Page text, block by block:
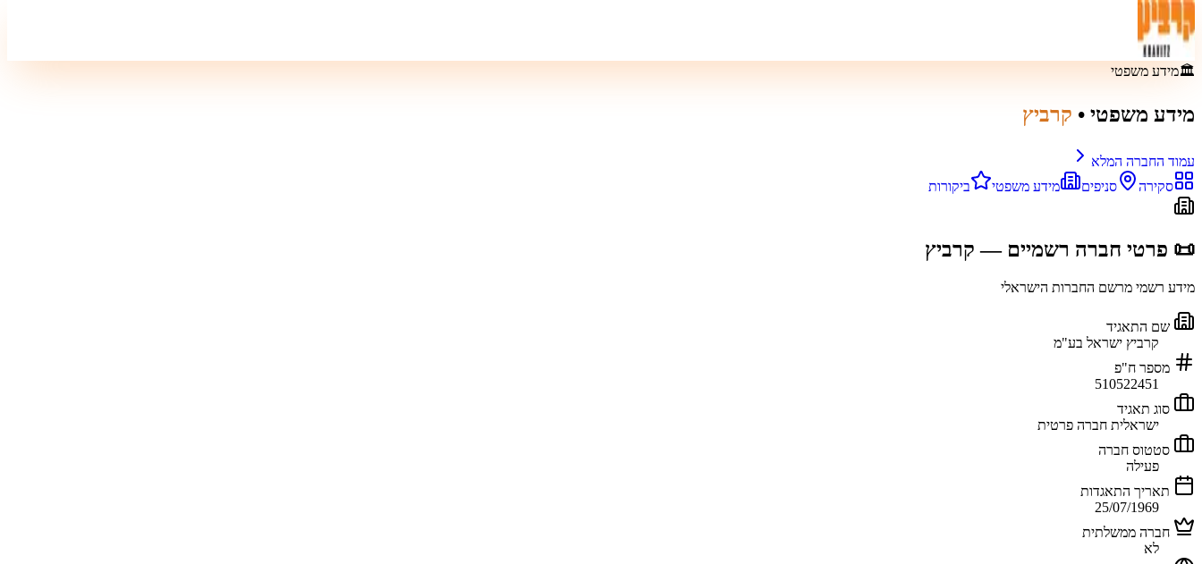
🏛️מידע משפטי
מידע משפטי • קרביץ
עמוד החברה המלא
סקירה
סניפים מידע משפטי ביקורות
📜 פרטי חברה רשמיים — קרביץ
מידע רשמי מרשם החברות הישראלי
שם התאגיד
קרביץ ישראל בע"מ
מספר ח"פ
510522451
סוג תאגיד
ישראלית חברה פרטית
סטטוס חברה
פעילה
תאריך התאגדות
25/07/1969
חברה ממשלתית
לא